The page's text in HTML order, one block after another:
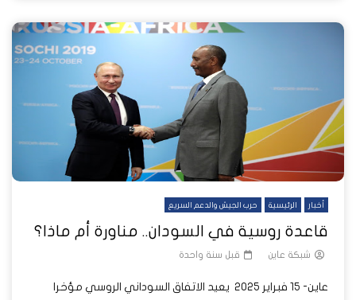
أخبار الرئيسية حرب الجيش والدعم السريع
قاعدة روسية في السودان.. مناورة أم ماذا؟
شبكة عاين قبل سنة واحدة
عاين- 15 فبراير 2025 يعيد الاتفاق السوداني الروسي مؤخرا